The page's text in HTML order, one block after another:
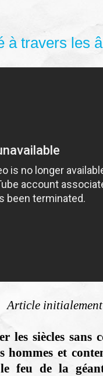
à travers les
Article
les siècles sans
hommes et
feu de la